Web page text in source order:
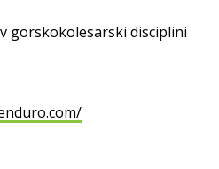
gorskokolesarski disciplini